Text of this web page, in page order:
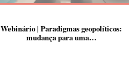
Webinário | Paradigmas geopolíticos:
mudança para uma…